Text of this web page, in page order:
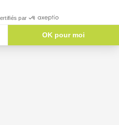
par
OK pour moi